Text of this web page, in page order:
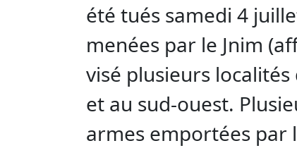
été tués samedi 4
menées par le Jnim
visé plusieurs
et au sud-ouest.
armes emportées par